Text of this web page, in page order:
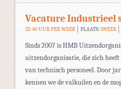
Vacature Industrieel
32-40 UUR PER WEEK PLAATS: SNEEK
Sinds 2007 is HMB
uitzendorganisatie, die zich
van technisch personeel. Door
kennen we de valkuilen en de